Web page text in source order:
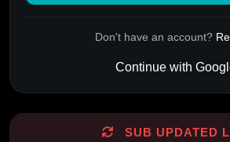
Don't have an account?
Continue with
SUB UPDATED